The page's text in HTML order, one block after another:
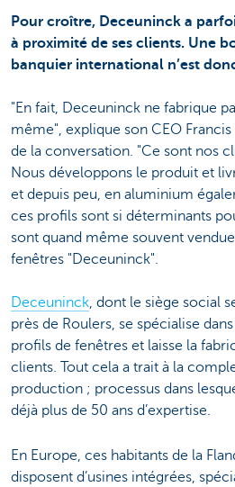
Pour croître, Deceuninck a
à proximité de ses clients. Une
banquier international n’est
"En fait, Deceuninck ne fabrique
même", explique son CEO
de la conversation. "Ce sont nos
Nous développons le produit et
et depuis peu, en aluminium
ces profils sont si déterminants
sont quand même souvent
fenêtres "Deceuninck".
Deceuninck, dont le siège social
près de Roulers, se spécialise
profils de fenêtres et laisse la
clients. Tout cela a trait à la
production ; processus dans
déjà plus de 50 ans d’expertise.
En Europe, ces habitants de la
disposent d’usines intégrées,